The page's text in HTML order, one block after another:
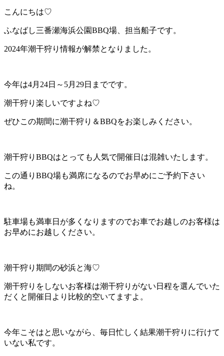
こんにちは♡
ふなばし三番瀬海浜公園BBQ場、担当船子です。
2024年潮干狩り情報が解禁となりました。
今年は4月24日～5月29日までです。
潮干狩り楽しいですよね♡
ぜひこの期間に潮干狩り＆BBQをお楽しみください。
潮干狩りBBQはとっても人気で開催日は混雑いたします。
この通りBBQ場も満席になるのでお早めにご予約下さい
ね。
駐車場も満車日が多くなりますのでお車でお越しのお客様は
お早めにお越しください。
潮干狩り期間の砂浜と海♡
潮干狩りをしないお客様は潮干狩りがない日程を選んでいた
だくと開催日より比較的空いてますよ。
今年こそはと思いながら、毎日忙しく結果潮干狩りに行けて
いない私です。